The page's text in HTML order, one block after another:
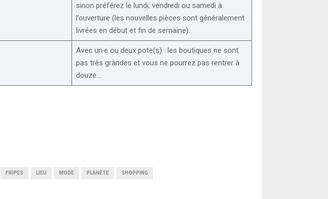
sinon préférez le lundi, vendredi ou samedi à
l’ouverture (les nouvelles pièces sont généralement
livrées en début et fin de semaine).
Avec un·e ou deux pote(s) : les boutiques ne sont
pas très grandes et vous ne pourrez pas rentrer à
douze…
FRIPES LIEU MODE PLANÈTE SHOPPING